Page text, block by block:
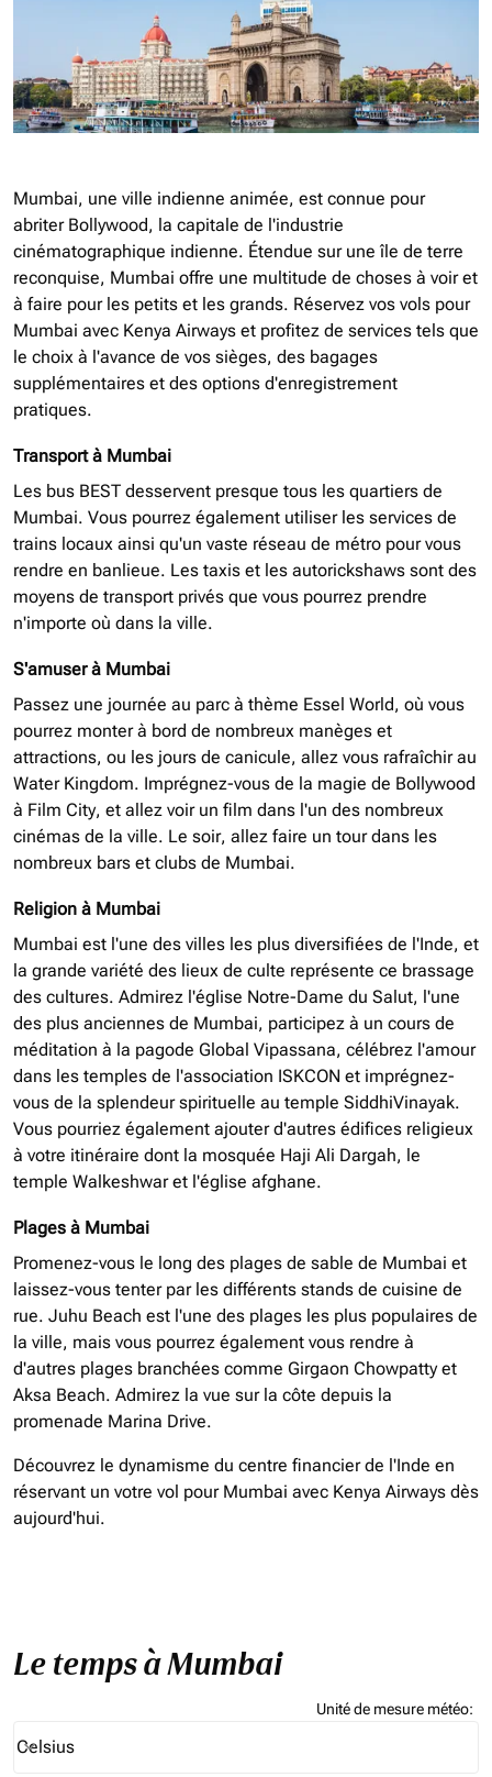
Mumbai, une ville indienne animée, est connue pour
abriter Bollywood, la capitale de l'industrie
cinématographique indienne. Étendue sur une île de terre
reconquise, Mumbai offre une multitude de choses à voir et
à faire pour les petits et les grands. Réservez vos vols pour
Mumbai avec Kenya Airways et profitez de services tels que
le choix à l'avance de vos sièges, des bagages
supplémentaires et des options d'enregistrement
pratiques.
Transport à Mumbai
Les bus BEST desservent presque tous les quartiers de
Mumbai. Vous pourrez également utiliser les services de
trains locaux ainsi qu'un vaste réseau de métro pour vous
rendre en banlieue. Les taxis et les autorickshaws sont des
moyens de transport privés que vous pourrez prendre
n'importe où dans la ville.
S'amuser à Mumbai
Passez une journée au parc à thème Essel World, où vous
pourrez monter à bord de nombreux manèges et
attractions, ou les jours de canicule, allez vous rafraîchir au
Water Kingdom. Imprégnez-vous de la magie de Bollywood
à Film City, et allez voir un film dans l'un des nombreux
cinémas de la ville. Le soir, allez faire un tour dans les
nombreux bars et clubs de Mumbai.
Religion à Mumbai
Mumbai est l'une des villes les plus diversifiées de l'Inde, et
la grande variété des lieux de culte représente ce brassage
des cultures. Admirez l'église Notre-Dame du Salut, l'une
des plus anciennes de Mumbai, participez à un cours de
méditation à la pagode Global Vipassana, célébrez l'amour
dans les temples de l'association ISKCON et imprégnez-
vous de la splendeur spirituelle au temple SiddhiVinayak.
Vous pourriez également ajouter d'autres édifices religieux
à votre itinéraire dont la mosquée Haji Ali Dargah, le
temple Walkeshwar et l'église afghane.
Plages à Mumbai
Promenez-vous le long des plages de sable de Mumbai et
laissez-vous tenter par les différents stands de cuisine de
rue. Juhu Beach est l'une des plages les plus populaires de
la ville, mais vous pourrez également vous rendre à
d'autres plages branchées comme Girgaon Chowpatty et
Aksa Beach. Admirez la vue sur la côte depuis la
promenade Marina Drive.
Découvrez le dynamisme du centre financier de l'Inde en
réservant un votre vol pour Mumbai avec Kenya Airways dès
aujourd'hui.
Le temps à Mumbai
Unité de mesure météo:
Celsius
keyboard_arrow_down